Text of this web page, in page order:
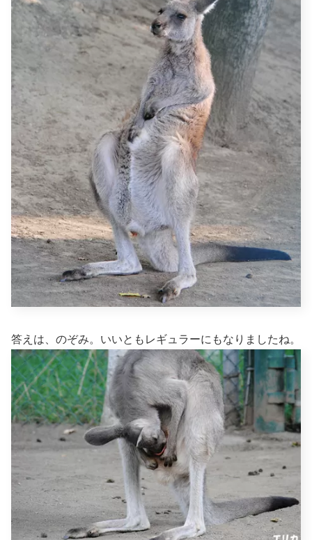
答えは、のぞみ。いいともレギュラーにもなりましたね。